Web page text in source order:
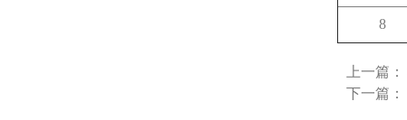
8
上一篇：
下一篇：